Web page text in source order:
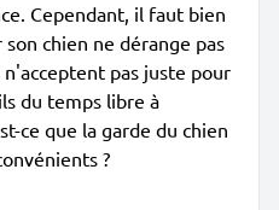
Cependant, il faut bien
chien ne dérange pas
pas juste pour
du temps libre à
ce que la garde du chien
?